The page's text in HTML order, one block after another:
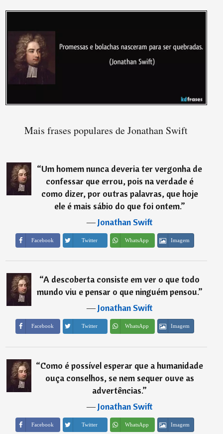
Mais frases populares de Jonathan Swift
“Um homem nunca deveria ter vergonha de
confessar que errou, pois na verdade é
como dizer, por outras palavras, que hoje
ele é mais sábio do que foi ontem.”
―Jonathan Swift
Facebook Twitter WhatsApp Imagem
“A descoberta consiste em ver o que todo
mundo viu e pensar o que ninguém pensou.”
―Jonathan Swift
Facebook Twitter WhatsApp Imagem
“Como é possível esperar que a humanidade
ouça conselhos, se nem sequer ouve as
advertências.”
―Jonathan Swift
Facebook Twitter WhatsApp Imagem